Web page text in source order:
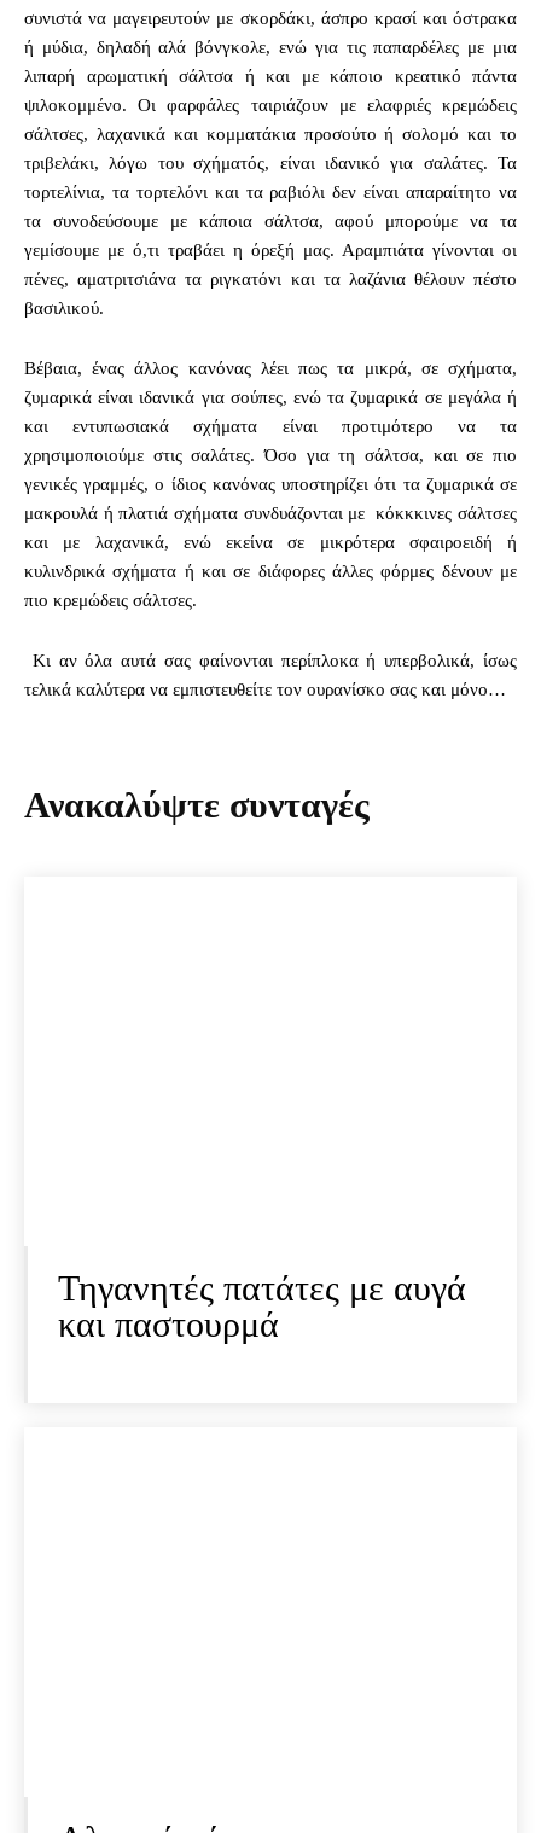
συνιστά να μαγειρευτούν με σκορδάκι, άσπρο κρασί και όστρακα
ή μύδια, δηλαδή αλά βόνγκολε, ενώ για τις παπαρδέλες με μια
λιπαρή αρωματική σάλτσα ή και με κάποιο κρεατικό πάντα
ψιλοκομμένο. Οι φαρφάλες ταιριάζουν με ελαφριές κρεμώδεις
σάλτσες, λαχανικά και κομματάκια προσούτο ή σολομό και το
τριβελάκι, λόγω του σχήματός, είναι ιδανικό για σαλάτες. Τα
τορτελίνια, τα τορτελόνι και τα ραβιόλι δεν είναι απαραίτητο να
τα συνοδεύσουμε με κάποια σάλτσα, αφού μπορούμε να τα
γεμίσουμε με ό,τι τραβάει η όρεξή μας. Αραμπιάτα γίνονται οι
πένες, αματριτσιάνα τα ριγκατόνι και τα λαζάνια θέλουν πέστο
βασιλικού.
Bέβαια, ένας άλλος κανόνας λέει πως τα μικρά, σε σχήματα,
ζυμαρικά είναι ιδανικά για σούπες, ενώ τα ζυμαρικά σε μεγάλα ή
και εντυπωσιακά σχήματα είναι προτιμότερο να τα
χρησιμοποιούμε στις σαλάτες. Όσο για τη σάλτσα, και σε πιο
γενικές γραμμές, ο ίδιος κανόνας υποστηρίζει ότι τα ζυμαρικά σε
μακρουλά ή πλατιά σχήματα συνδυάζονται με κόκκκινες σάλτσες
και με λαχανικά, ενώ εκείνα σε μικρότερα σφαιροειδή ή
κυλινδρικά σχήματα ή και σε διάφορες άλλες φόρμες δένουν με
πιο κρεμώδεις σάλτσες.
Κι αν όλα αυτά σας φαίνονται περίπλοκα ή υπερβολικά, ίσως
τελικά καλύτερα να εμπιστευθείτε τον ουρανίσκο σας και μόνο…
Ανακαλύψτε συνταγές
Τηγανητές πατάτες με αυγά
και παστουρμά